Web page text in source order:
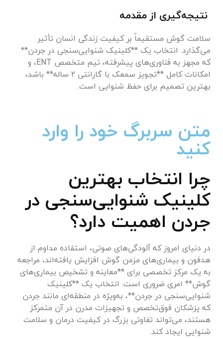
نتیجه‌گیری از مقدمه
سلامت گوش مستقیماً بر کیفیت زندگی انسان تأثیر
می‌گذارد. انتخاب یک **کلینیک شنوایی‌سنجی در جردن**
که مجهز به فناوری‌های پیشرفته، تیم متخصص ENT، و
امکانات کامل **تجویز سمعک با گارانتی ۲ ساله** باشد،
بهترین تصمیم برای حفظ شنوایی است.
متن سربرگ خود را وارد
کنید
چرا انتخاب بهترین
کلینیک شنوایی‌سنجی در
جردن اهمیت دارد؟
در دنیای امروز که آلودگی‌های صوتی، استفاده مداوم از
هدفون و بیماری‌های مزمن گوش افزایش یافته‌اند، مراجعه
به یک مرکز تخصصی برای **معاینه و تشخیص بیماری‌های
گوش** امری ضروری است. انتخاب یک **کلینیک
شنوایی‌سنجی در جردن**، به‌ویژه در منطقه‌ای مانند جردن
که پزشکان فوق‌تخصص و تجهیزات مدرن در آن متمرکز
هستند، می‌تواند تفاوتی بزرگ در کیفیت درمان و سلامت
شنوایی ایجاد کند.